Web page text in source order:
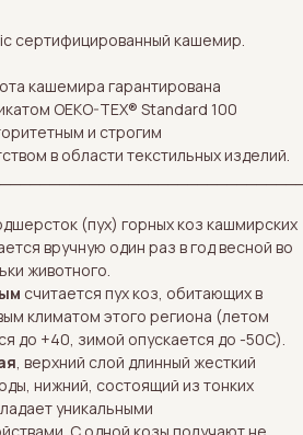
сертифицированный кашемир.
кашемира гарантирована
OEKO-TEX® Standard 100
и строгим
в области текстильных изделий.
(пух) горных коз кашмирских
вручную один раз в год весной во
животного.
считается пух коз, обитающих в
климатом этого региона (летом
до +40, зимой опускается до -50С).
, верхний слой длинный жесткий
нижний, состоящий из тонких
уникальными
С одной козы получают не